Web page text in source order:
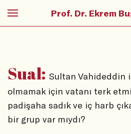
Prof. Dr. Ekrem
Sual: Sultan Vahideddin
olmamak için vatanı terk
padişaha sadık ve iç harb
bir grup var mıydı?